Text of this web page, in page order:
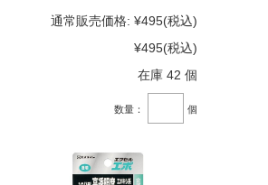
通常販売価格: ¥495(税込)
¥495(税込)
在庫 42 個
数量： 個